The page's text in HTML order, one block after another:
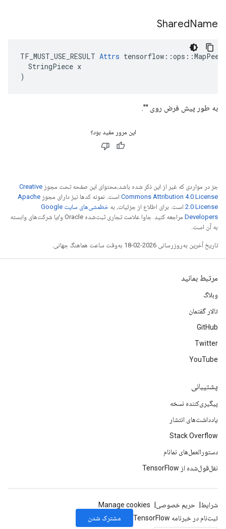
SharedName
TF_MUST_USE_RESULT Attrs
  StringPiece x
)
به طور پیش فرض روی "".
این مرور مفید بود؟
جز در مواردی که غیر از این ذکر شده باشد،‌محتوای این صفحه تحت مجوز Creative
Commons Attribution 4.0 License است. نمونه کدها نیز دارای مجوز Apache
2.0 License است. برای اطلاع از جزئیات، به
خطمشی‌های سایت Google
Developers‏
مراجعه کنید. جاوا علامت تجاری ثبت‌شده Oracle و/یا شرکت‌های وابسته
به آن است.
تاریخ آخرین به‌روزرسانی 2026-02-18 به‌وقت ساعت هماهنگ جهانی.
مرتبط بمانید
وبلاگ
تالار گفتمان
GitHub
Twitter
YouTube
پشتیبانی
پیگیری‌کننده نسخه
یادداشت‌های انتشار
Stack Overflow
دستورالعمل‌های نمانام
نقل‌قول‌شده از TensorFlow
شرایط حریم خصوصی
Manage cookies
ثبت‌نام در خبرنامه TensorFlow
مشترک شدن